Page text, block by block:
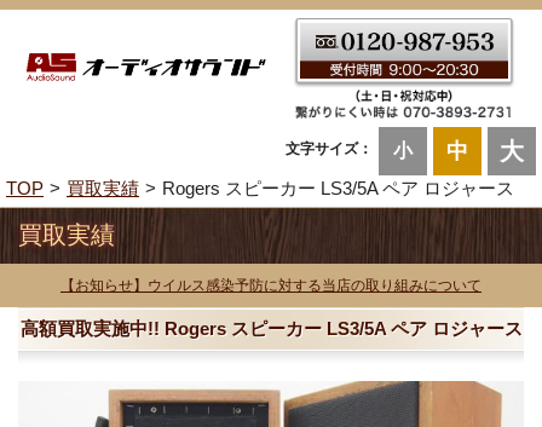
文字サイズ： 小 中 大
TOP 買取実績 Rogers スピーカー LS3/5A ペア ロジャース
買取実績
【お知らせ】ウイルス感染予防に対する当店の取り組みについて
高額買取実施中!! Rogers スピーカー LS3/5A ペア ロジャース